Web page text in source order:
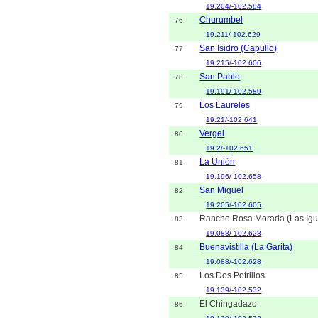
19.204/-102.584
76
Churumbel
19.211/-102.629
77
San Isidro (Capullo)
19.215/-102.606
78
San Pablo
19.191/-102.589
79
Los Laureles
19.21/-102.641
80
Vergel
19.2/-102.651
81
La Unión
19.196/-102.658
82
San Miguel
19.205/-102.605
83
Rancho Rosa Morada (Las
19.088/-102.628
84
Buenavistilla (La Garita)
19.088/-102.628
85
Los Dos Potrillos
19.139/-102.532
86
El Chingadazo